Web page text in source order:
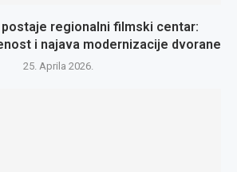
regionalni filmski centar:
i najava modernizacije dvorane
25. Aprila 2026.